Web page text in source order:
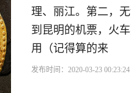
理、丽江。第二，
到昆明的机票，火
用（记得算的来
发布时间：2020-03-23